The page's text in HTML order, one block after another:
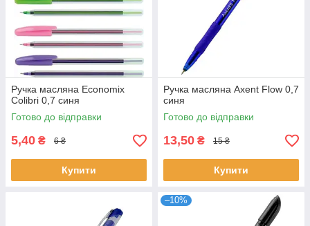
Ручка масляна Economix
Colibri 0,7 синя
Готово до відправки
5,40 ₴ 6 ₴
Купити
Ручка масляна Axent Flow 0,7
синя
Готово до відправки
13,50 ₴ 15 ₴
Купити
–10%